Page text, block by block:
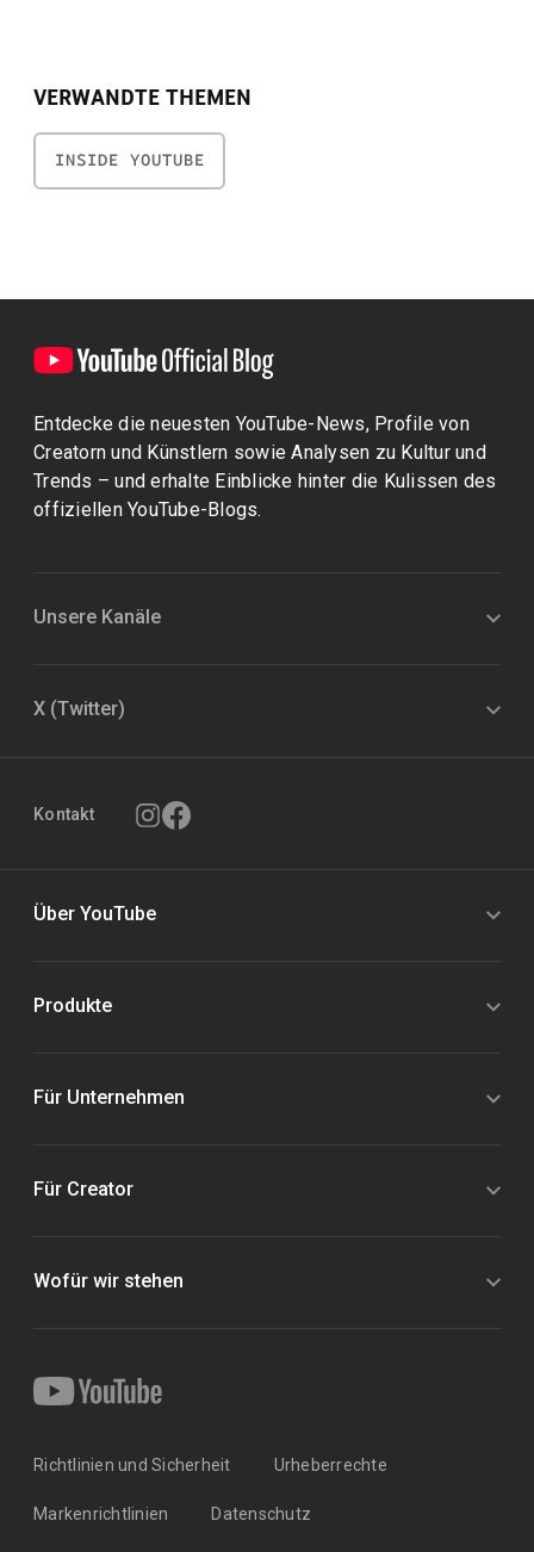
VERWANDTE THEMEN
INSIDE YOUTUBE
Entdecke die neuesten YouTube-News, Profile von
Creatorn und Künstlern sowie Analysen zu Kultur und
Trends – und erhalte Einblicke hinter die Kulissen des
offiziellen YouTube-Blogs.
Unsere Kanäle
X (Twitter)
Kontakt
Über YouTube
Produkte
Für Unternehmen
Für Creator
Wofür wir stehen
Richtlinien und Sicherheit Urheberrechte
Markenrichtlinien Datenschutz